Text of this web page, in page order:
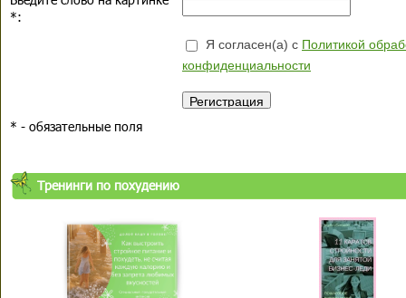
*:
Я согласен(а) с Политикой
конфиденциальности
* - обязательные поля
Тренинги по похудению